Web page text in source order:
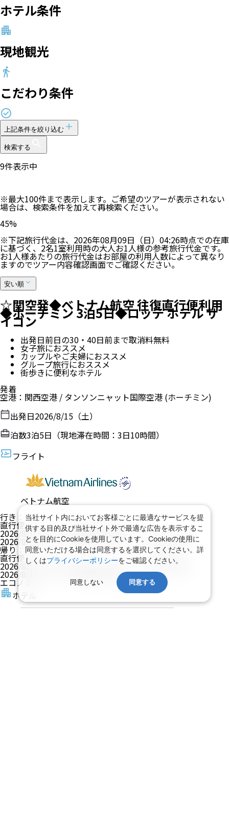
ホテル条件
現地観光
こだわり条件
上記条件を絞り込む
検索する
10件表示中
※最大100件まで表示します。ご希望のツアーが表示されない
場合は、検索条件を加えて再検索ください。
45%
※下記旅行代金は、 2026年08月09日（日）04:26時点での在庫
に基づく、2名1室利用時の大人お1人様の参考旅行代金です。
お1人様あたりの旅行代金はお部屋の利用人数によって異なり
ますのでツアー内容確認画面でご確認ください。
安い順
☆関空発◆ベトナム航空 往復直行便利用
◆ホーチミン 3泊5日◆ロッテ ホテル サ
イゴン
出発日前日の30・40日前まで取消料無料
女子旅におススメ
カップルやご夫婦におススメ
グループ旅行におススメ
街歩きに便利なホテル
発着
空港 ： 関西空港 / タンソンニャット国際空港 (ホーチミン)
出発日2026/8/15（土）
泊数3泊5日（現地滞在時間： 3日10時間）
フライト
ベトナム航空
行き ：
直行便
2026/8/15（土）10:00関西空港発
2026/8/15（土）13:25タンソンニャット国際空港着
帰り ：
直行便
2026/8/19（水） 00:10 タンソンニャット国際空港
2026/8/19（水） 着
エコノミー
ホテル
当社サイト内においてお客様ごとに最適なサービスを提
供する目的及び当社サイト外で最適な広告を表示するこ
とを目的にCookieを使用しています。Cookieの使用に
同意いただける場合は同意するを選択してください。詳
しくはプライバシーポリシーをご確認ください。
同意しない 同意する